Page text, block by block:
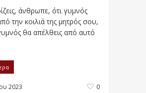
άνθρωπε, ότι γυμνός
την κοιλιά της μητρός σου,
θα απέλθεις από αυτό
2023 0